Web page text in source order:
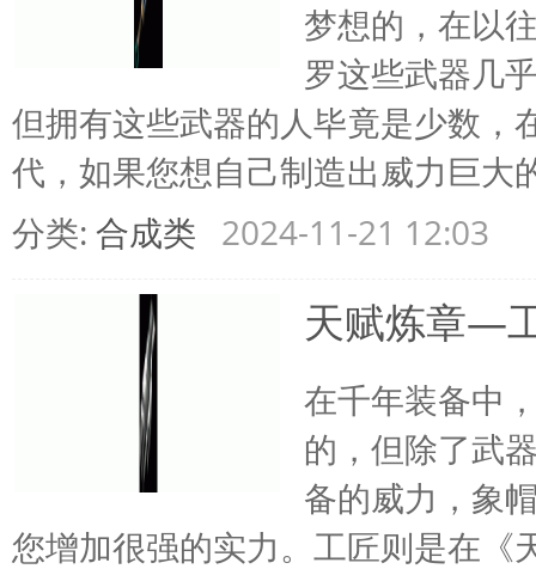
梦想的，在以
罗这些武器几
但拥有这些武器的人毕竟是少数，
代，如果您想自己制造出威力巨大
分类: 合成类 2024-11-21 12:03
天赋炼章—
在千年装备中
的，但除了武
备的威力，象
您增加很强的实力。工匠则是在《